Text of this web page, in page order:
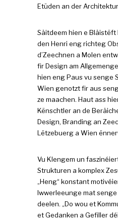
Etüden an der
Säitdeem hien e
den Henri eng richteg
d’Zeechnen a Molen
fir Design am
hien eng Paus vu senge
Wien genotzt fir aus
ze maachen. Haut ass
Kënschtler an de
Design, Branding an
Lëtzebuerg a Wien
Vu Klengem un
Strukturen a komplex
„Heng“ konstant
Iwwerleeunge mat
deelen. „Do wou et
et Gedanken a Gefiller